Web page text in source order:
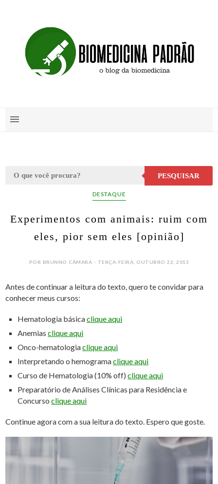
PESQUISAR
DESTAQUE
Experimentos com animais: ruim com
eles, pior sem eles [opinião]
POR BRUNNO CÂMARA - TERÇA-FEIRA, OUTUBRO 22, 2013
Antes de continuar a leitura do texto, quero te convidar para
conhecer meus cursos:
Hematologia básicaclique aqui
Anemiasclique aqui
Onco-hematologiaclique aqui
Interpretando o hemogramaclique aqui
Curso de Hematologia (10% off)clique aqui
Preparatório de Análises Clínicas para Residência e
Concursoclique aqui
Continue agora com a sua leitura do texto. Espero que goste.